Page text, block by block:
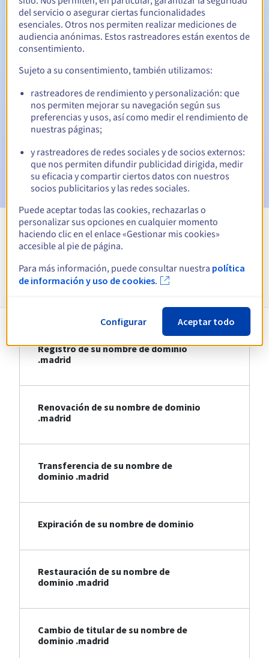
Período de redención 30 días
Notificaciones automáticas:
Emails de aviso:60, 30, 15, 7 y 3 días antes de la fecha de
vencimiento
Email el día del vencimiento
del nombre de dominio
Email tras el Redemption Grace Periodpara notificar la
eliminación del nombre de dominio
Ver todas las extensiones
Información sobre .madrid
Registro de su nombre de dominio
.madrid
Renovación de su nombre de dominio
.madrid
Transferencia de su nombre de
dominio .madrid
Expiración de su nombre de dominio
Restauración de su nombre de
dominio .madrid
Cambio de titular de su nombre de
dominio .madrid
del servicio o asegurar ciertas funcionalidades
esenciales. Otros nos permiten realizar mediciones de
audiencia anónimas. Estos rastreadores están exentos de
consentimiento.
Sujeto a su consentimiento, también utilizamos:
rastreadores de rendimiento y personalización: que
nos permiten mejorar su navegación según sus
preferencias y usos, así como medir el rendimiento de
nuestras páginas;
y rastreadores de redes sociales y de socios externos:
que nos permiten difundir publicidad dirigida, medir
su eficacia y compartir ciertos datos con nuestros
socios publicitarios y las redes sociales.
Puede aceptar todas las cookies, rechazarlas o
personalizar sus opciones en cualquier momento
haciendo clic en el enlace «Gestionar mis cookies»
accesible al pie de página.
Para más información, puede consultar nuestra política
de información y uso de cookies.
Configurar Aceptar todo